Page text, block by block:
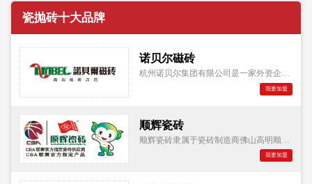
瓷抛砖十大品牌
诺贝尔磁砖
杭州诺贝尔集团有限公司是一家外资企业，于1992年在杭州成立，以人性化的"诺贝尔"产品不断创造完美的品质空间。集团公司总投资4.3亿美元，占地2300余亩，厂房面积80万平方米，员工近万余人，年生产规模近5000万平方米，产品深受国内外消费者的青睐。
我要加盟
顺辉瓷砖
我要加盟